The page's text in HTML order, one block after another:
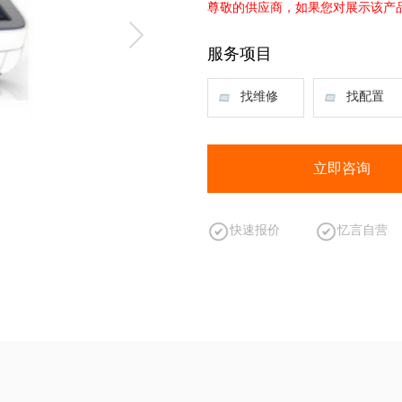
尊敬的供应商，如果您对展示该
服务项目
找维修 找配置
立即咨询
快速报价 忆言自营